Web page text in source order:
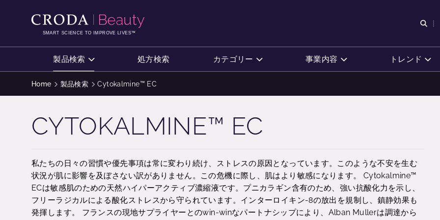
SMART SCIENCE TO IMPROVE LIVES™
製品検索 処方検索 カテゴリー 事業内容 トレンド
Home 製品検索 Cytokalmine™ EC
CYTOKALMINE™ EC
私たちの日々の習慣や優先事項は常に変わり続け、ストレスの原因となっています。このような不安を生む
状況が肌に影響を及ぼさない訳がありません。この危機に際し、肌はより敏感になります。 Cytokalmine™
ECは敏感肌のための天然ハイパーアクティブ濃縮液です。プニカラギン含有のため、強い抗酸化力を示し、
フリーラジカルによる酸化ストレスから守られています。インターロイキン-8の放出を規制し、鎮静効果も
発揮します。 フランスの現地サプライヤーとのwin-winなパートナシップにより、Alban Mullerは調達から